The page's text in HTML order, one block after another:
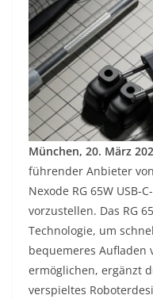
München, 20. März
führender Anbieter
Nexode RG 65W USB-
vorzustellen. Das RG
Technologie, um
bequemeres Aufladen
ermöglichen, ergänzt
verspieltes